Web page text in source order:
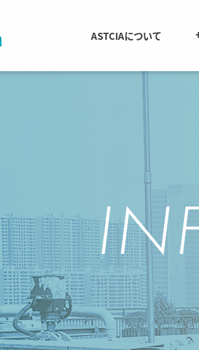
ASTCIAについて